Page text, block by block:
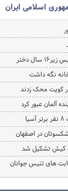
اسلامی ایران
دختر
خانه نگه داشت
کویت محک زدند
آلمان عبور کرد
در اصفهان
کیش تشکیل شد
های تنیس جوانان